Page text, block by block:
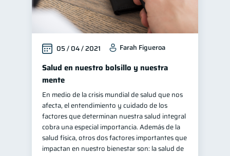
05 / 04 / 2021 Farah Figueroa
Salud en nuestro bolsillo y nuestra
mente
En medio de la crisis mundial de salud que nos
afecta, el entendimiento y cuidado de los
factores que determinan nuestra salud integral
cobra una especial importancia. Además de la
salud física, otros dos factores importantes que
impactan en nuestro bienestar son: la salud de